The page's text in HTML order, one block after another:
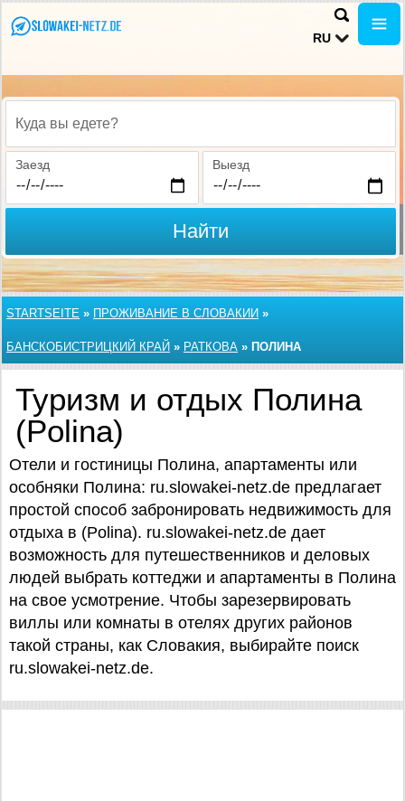
RU
Куда вы едете?
Заезд Выезд
Найти
STARTSEITE » ПРОЖИВАНИЕ В СЛОВАКИИ »
БАНСКОБИСТРИЦКИЙ КРАЙ » РАТКОВА » ПОЛИНА
Туризм и отдых Полина
(Polina)
Отели и гостиницы Полина, апартаменты или
особняки Полина: ru.slowakei-netz.de предлагает
простой способ забронировать недвижимость для
отдыха в (Polina). ru.slowakei-netz.de дает
возможность для путешественников и деловых
людей выбрать коттеджи и апартаменты в Полина
на свое усмотрение. Чтобы зарезервировать
виллы или комнаты в отелях других районов
такой страны, как Словакия, выбирайте поиск
ru.slowakei-netz.de.